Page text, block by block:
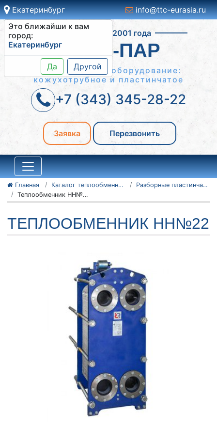
Екатеринбург
Это ближайши к вам
город:
Екатеринбург
Да Другой
info@ttc-eurasia.ru
Работаем с 2001 года
ВОДА-ПАР
Теплообменное оборудование:
кожухотрубное и пластинчатое
+7 (343) 345-28-22
Заявка Перезвонить
Главная Каталог теплообменного оборудования
Разборные пластинчатые теплообменники
Теплообменник НН№22
ТЕПЛООБМЕННИК НН№22